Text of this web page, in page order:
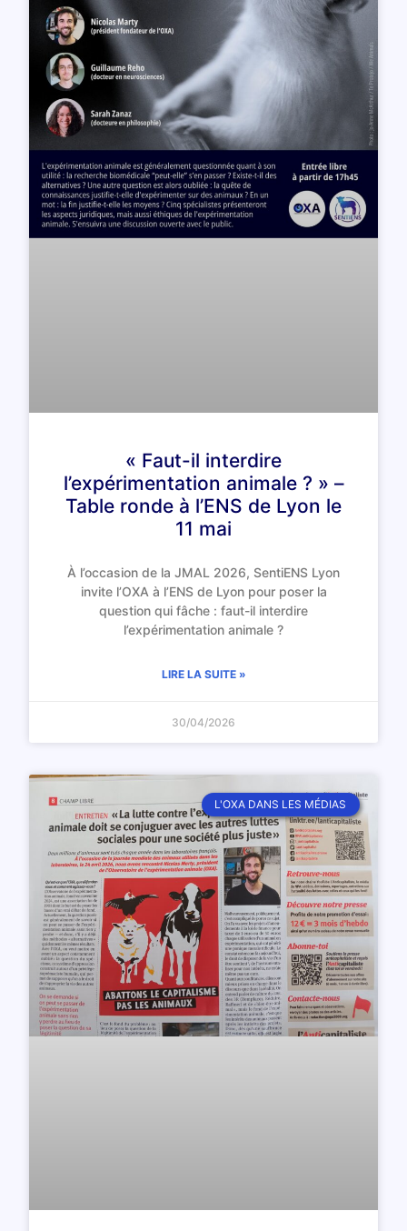
« Faut-il interdire
l’expérimentation animale ? » –
Table ronde à l’ENS de Lyon le
11 mai
À l’occasion de la JMAL 2026, SentiENS Lyon
invite l’OXA à l’ENS de Lyon pour poser la
question qui fâche : faut-il interdire
l’expérimentation animale ?
LIRE LA SUITE »
30/04/2026
L'OXA DANS LES MÉDIAS